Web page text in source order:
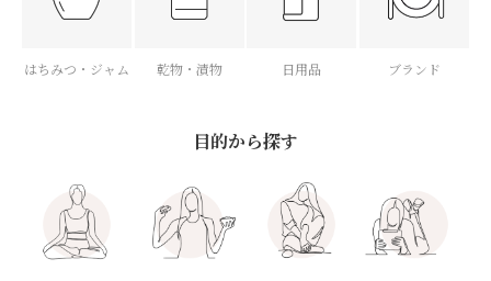
はちみつ・ジャム 乾物・漬物 日用品 ブランド
目的から探す